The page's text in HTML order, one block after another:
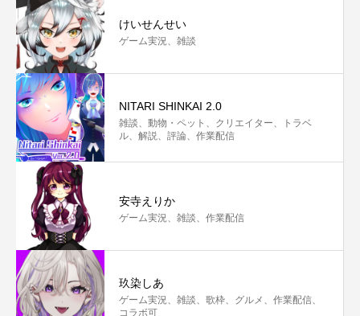
けいせんせい
ゲーム実況、雑談
NITARI SHINKAI 2.0
雑談、動物・ペット、クリエイター、トラベ
ル、解説、評論、作業配信
安寺えりか
ゲーム実況、雑談、作業配信
玖染しあ
ゲーム実況、雑談、歌枠、グルメ、作業配信、
コラボ可